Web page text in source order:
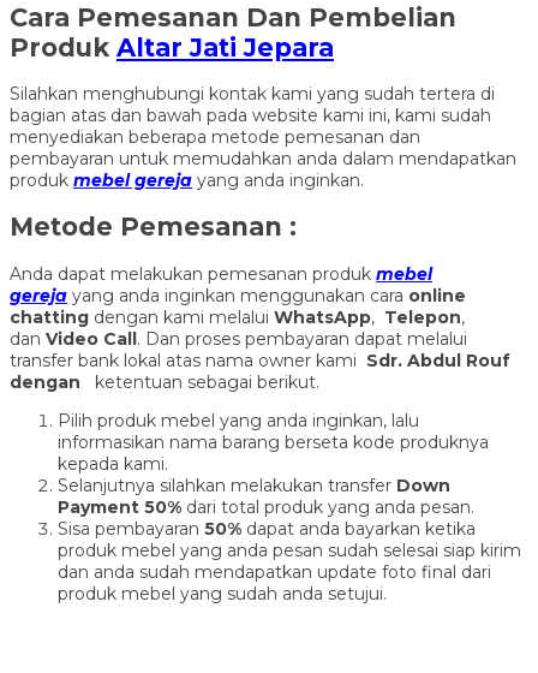
Cara Pemesanan Dan Pembelian
Produk Altar Jati Jepara
Silahkan menghubungi kontak kami yang sudah tertera di
bagian atas dan bawah pada website kami ini, kami sudah
menyediakan beberapa metode pemesanan dan
pembayaran untuk memudahkan anda dalam mendapatkan
produk mebel gereja yang anda inginkan.
Metode Pemesanan :
Anda dapat melakukan pemesanan produk mebel
gereja yang anda inginkan menggunakan cara online
chatting dengan kami melalui WhatsApp, Telepon,
dan Video Call. Dan proses pembayaran dapat melalui
transfer bank lokal atas nama owner kami Sdr. Abdul Rouf
dengan ketentuan sebagai berikut.
Pilih produk mebel yang anda inginkan, lalu
informasikan nama barang berseta kode produknya
kepada kami.
Selanjutnya silahkan melakukan transfer Down
Payment 50% dari total produk yang anda pesan.
Sisa pembayaran 50% dapat anda bayarkan ketika
produk mebel yang anda pesan sudah selesai siap kirim
dan anda sudah mendapatkan update foto final dari
produk mebel yang sudah anda setujui.